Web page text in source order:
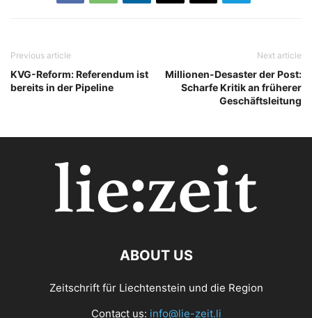
Previous article
KVG-Reform: Referendum ist
bereits in der Pipeline
Next article
Millionen-Desaster der Post:
Scharfe Kritik an früherer
Geschäftsleitung
ABOUT US
Zeitschrift für Liechtenstein und die Region
Contact us: info@lie-zeit.li